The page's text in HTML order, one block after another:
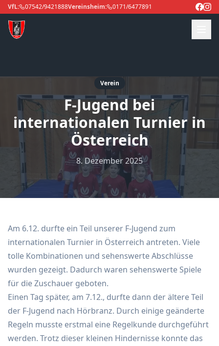
VfL: 07542/9421888Vereinsheim: 0171/6477891
Verein
F-Jugend bei
internationalen Turnier in
Österreich
8. Dezember 2025
Am 6.12. durfte ein Teil unserer F-Jugend zum
internationalen Turnier in Österreich antreten. Viele
tolle Kombinationen und sehenswerte Abschlüsse
wurden gezeigt. Dadurch waren sehenswerte Spiele
für die Zuschauer geboten.
Einen Tag später, am 7.12., durfte dann der ältere Teil
der F-Jugend nach Hörbranz. Durch einige geänderte
Regeln musste erstmal eine Regelkunde durchgeführt
werden. Trotz dieser kleinen Hindernisse konnte das